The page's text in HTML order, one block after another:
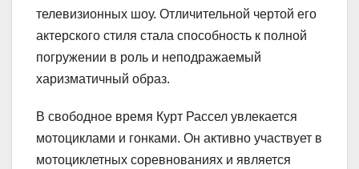
телевизионных шоу. Отличительной чертой его
актерского стиля стала способность к полной
погружении в роль и неподражаемый
харизматичный образ.
В свободное время Курт Рассел увлекается
мотоциклами и гонками. Он активно участвует в
мотоциклетных соревнованиях и является